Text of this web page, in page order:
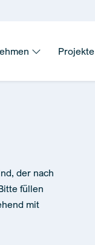
Projekte
der nach
füllen
mit